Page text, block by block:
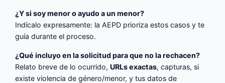
¿Y si soy menor o ayudo a un menor?
Indícalo expresamente: la AEPD prioriza estos casos y te
guía durante el proceso.
¿Qué incluyo en la solicitud para que no la rechacen?
Relato breve de lo ocurrido,URLs exactas, capturas, si
existe violencia de género/menor, y tus datos de